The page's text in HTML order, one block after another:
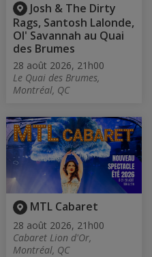
Josh & The Dirty
Rags, Santosh Lalonde,
Ol' Savannah au Quai
des Brumes
28 août 2026, 21h00
Le Quai des Brumes,
Montréal, QC
MTL Cabaret
28 août 2026, 21h00
Cabaret Lion d'Or,
Montréal, QC